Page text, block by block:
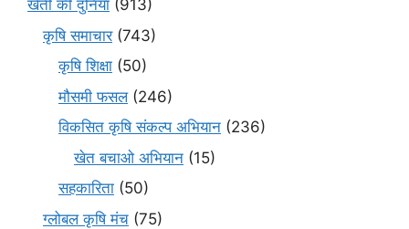
खेती की दुनिया (913)
कृषि समाचार(743)
कृषि शिक्षा (50)
मौसमी फसल(246)
विकसित कृषि संकल्प अभियान (236)
खेत बचाओ अभियान (15)
सहकारिता (50)
ग्लोबल कृषि मंच (75)